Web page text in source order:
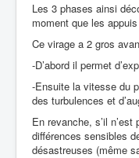
Les 3 phases ainsi
moment que les
Ce virage a 2 gros
-D’abord il permet
-Ensuite la vitesse du
des turbulences et
En revanche, s’il
différences sensibles
désastreuses (même